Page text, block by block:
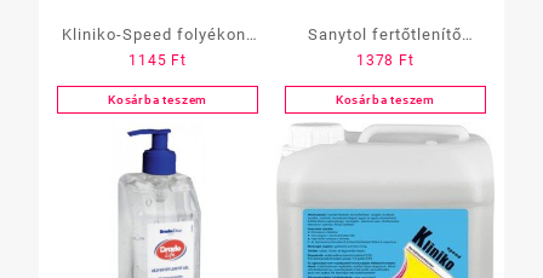
Kliniko-Speed folyékony
fertőtlenítőszer 750 ml,
szórófejes
1145 Ft
Kosárba teszem
Sanytol fertőtlenítő
felülettisztító 1 l
utántöltő
1378 Ft
Kosárba teszem